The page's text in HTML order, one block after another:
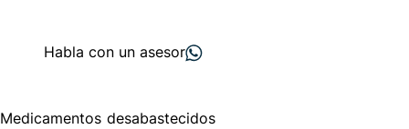
Habla con un asesor
Medicamentos desabastecidos